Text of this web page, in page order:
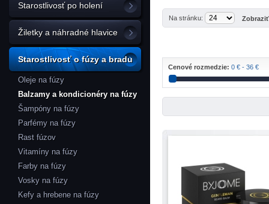
Starostlivosť po holení
Žiletky a náhradné hlavice
Starostlivosť o fúzy a bradu
Oleje na fúzy
Balzamy a kondicionéry na fúzy
Šampóny na fúzy
Parfémy na fúzy
Rast fúzov
Vitamíny na fúzy
Farby na fúzy
Vosky na fúzy
Kefy a hrebene na fúzy
Na stránku:
Cenové rozmedzie: 0 € - 36 €